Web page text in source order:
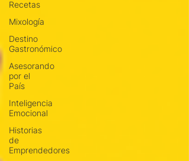
Recetas
Mixología
Destino
Gastronómico
Asesorando
por el
País
Inteligencia
Emocional
Historias
de
Emprendedores